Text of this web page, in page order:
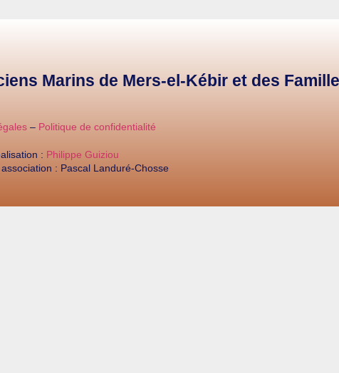
Marins de Mers-el-Kébir et des
– Politique de confidentialité
: Philippe Guiziou
: Pascal Landuré-Chosse